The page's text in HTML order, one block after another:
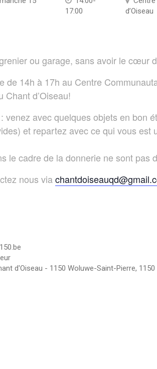
17:00
d’Oiseau
ou garage, sans avoir le cœur
de 14h à 17h au Centre
Chant d’Oiseau!
venez avec quelques objets en bon
et repartez avec ce qui vous est
le cadre de la donnerie ne sont pas
nous via
d'Oiseau - 1150 Woluwe-Saint-Pierre, 1150